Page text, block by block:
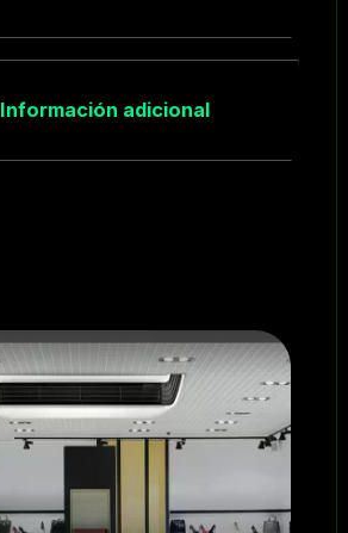
Información adicional